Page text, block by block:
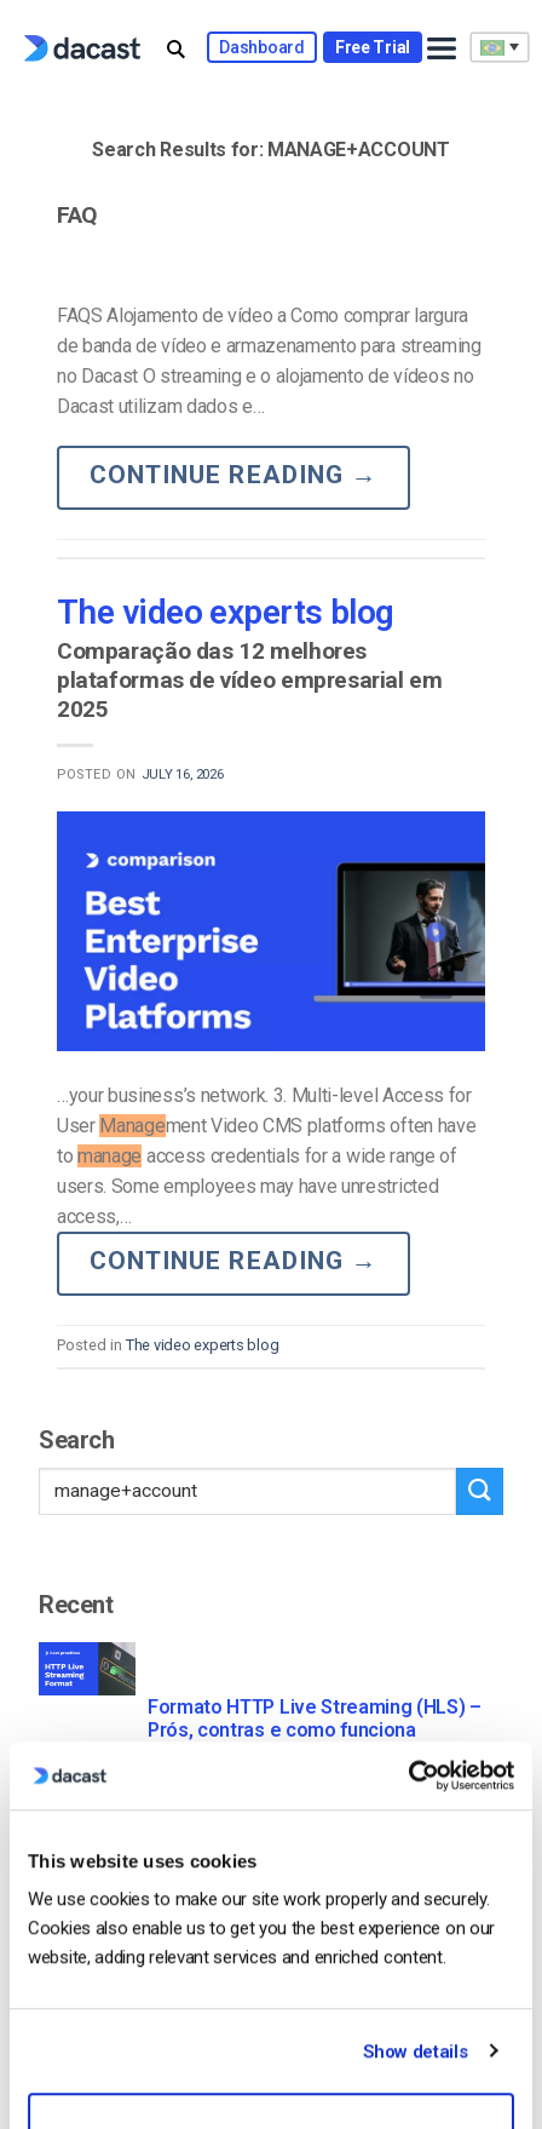
This website uses cookies
We use cookies to make our site work properly and securely.
Cookies also enable us to get you the best experience on our
website, adding relevant services and enriched content.
Show details
Dashboard Free Trial
Search Results for: MANAGE+ACCOUNT
FAQ
FAQS Alojamento de vídeo a Como comprar largura
de banda de vídeo e armazenamento para streaming
no Dacast O streaming e o alojamento de vídeos no
Dacast utilizam dados e…
CONTINUE READING →
The video experts blog
Comparação das 12 melhores
plataformas de vídeo empresarial em
2025
POSTED ON JULY 16, 2026
…your business’s network. 3. Multi-level Access for
User Management Video CMS platforms often have
tomanage access credentials for a wide range of
users. Some employees may have unrestricted
access,…
CONTINUE READING →
Posted in The video experts blog
Search
Recent
Formato HTTP Live Streaming (HLS) –
Prós, contras e como funciona
Como transmitir em direto a partir de um
iPhone da Apple em 6 passos simples
by Emily Krings